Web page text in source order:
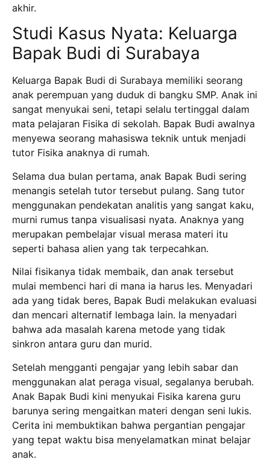
akhir.
Studi Kasus Nyata: Keluarga
Bapak Budi di Surabaya
Keluarga Bapak Budi di Surabaya memiliki seorang
anak perempuan yang duduk di bangku SMP. Anak ini
sangat menyukai seni, tetapi selalu tertinggal dalam
mata pelajaran Fisika di sekolah. Bapak Budi awalnya
menyewa seorang mahasiswa teknik untuk menjadi
tutor Fisika anaknya di rumah.
Selama dua bulan pertama, anak Bapak Budi sering
menangis setelah tutor tersebut pulang. Sang tutor
menggunakan pendekatan analitis yang sangat kaku,
murni rumus tanpa visualisasi nyata. Anaknya yang
merupakan pembelajar visual merasa materi itu
seperti bahasa alien yang tak terpecahkan.
Nilai fisikanya tidak membaik, dan anak tersebut
mulai membenci hari di mana ia harus les. Menyadari
ada yang tidak beres, Bapak Budi melakukan evaluasi
dan mencari alternatif lembaga lain. Ia menyadari
bahwa ada masalah karena metode yang tidak
sinkron antara guru dan murid.
Setelah mengganti pengajar yang lebih sabar dan
menggunakan alat peraga visual, segalanya berubah.
Anak Bapak Budi kini menyukai Fisika karena guru
barunya sering mengaitkan materi dengan seni lukis.
Cerita ini membuktikan bahwa pergantian pengajar
yang tepat waktu bisa menyelamatkan minat belajar
anak.